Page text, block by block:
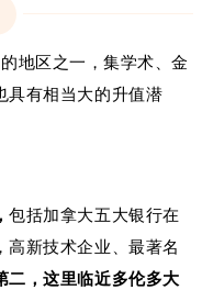
地区之一，集学术、金
具有相当大的升值潜
包括加拿大五大银行在
高新技术企业、最著名
二，这里临近多伦多大